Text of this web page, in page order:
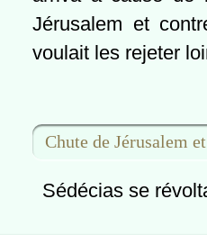
Jérusalem et
voulait les rejeter
Chute de Jérusalem
Sédécias se